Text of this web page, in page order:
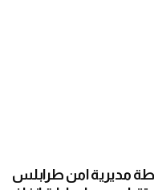
مديرية امن طرابلس